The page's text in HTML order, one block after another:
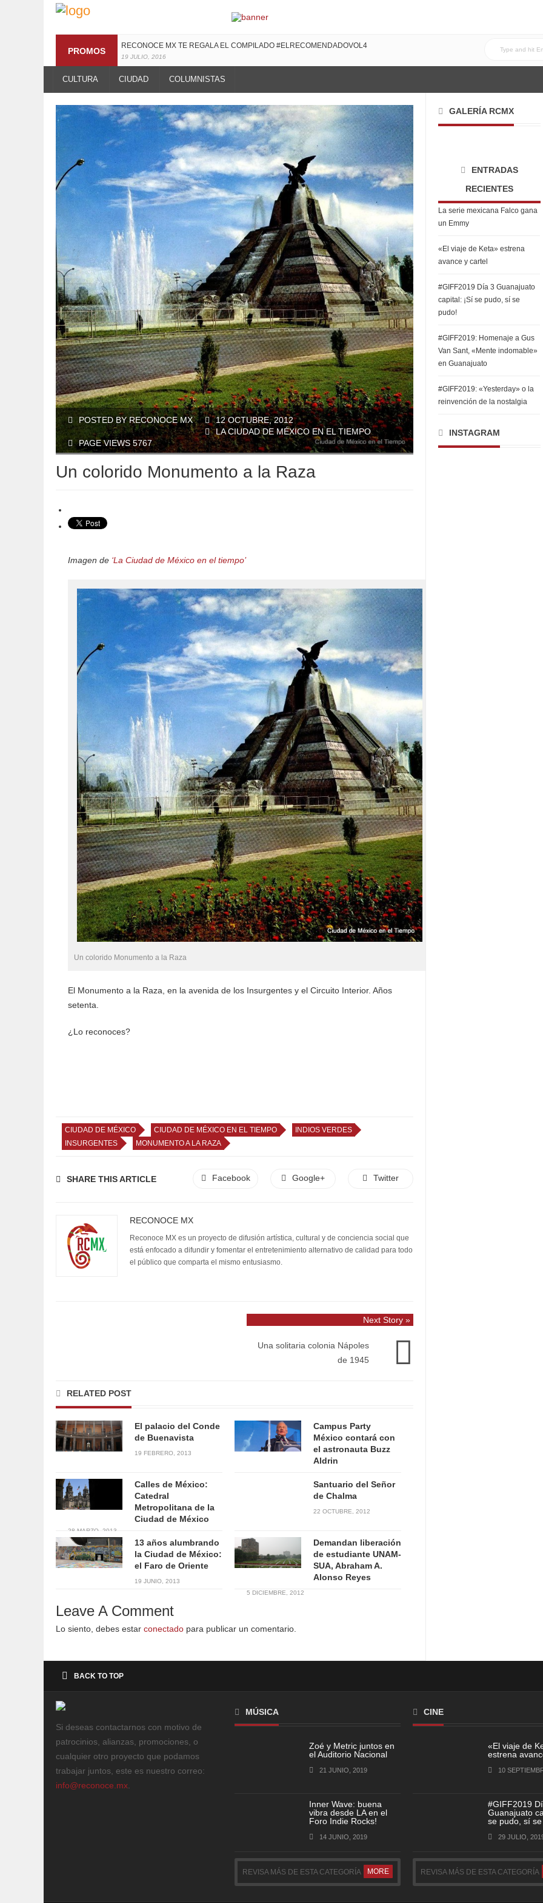
PROMOS
¡TE INVITAMOS A LA PREMIERE DE LUCHANDO CON MI FAMILIA!
13 MARZO, 2019
19 JULIO, 2016
CULTURA CIUDAD COLUMNISTAS
POSTED BY RECONOCE MX
12 OCTUBRE, 2012
LA CIUDAD DE MÉXICO EN EL TIEMPO
PAGE VIEWS 5767
Un colorido Monumento a la Raza
Imagen de ‘La Ciudad de México en el tiempo’
Un colorido Monumento a la Raza
El Monumento a la Raza, en la avenida de los Insurgentes y el Circuito Interior. Años
setenta.
¿Lo reconoces?
CIUDAD DE MÉXICO CIUDAD DE MÉXICO EN EL TIEMPO
INDIOS VERDES
INSURGENTES
MONUMENTO A LA RAZA
SHARE THIS ARTICLE Facebook Google+ Twitter
RECONOCE MX
Reconoce MX es un proyecto de difusión artística, cultural y de conciencia social que
está enfocado a difundir y fomentar el entretenimiento alternativo de calidad para todo
el público que comparta el mismo entusiasmo.
Next Story »
Una solitaria colonia Nápoles
de 1945
RELATED POST
El palacio del Conde
de Buenavista
19 FEBRERO, 2013
Campus Party
México contará con
el astronauta Buzz
Aldrin
Calles de México:
Catedral
Metropolitana de la
Ciudad de México
28 MARZO, 2013
Santuario del Señor
de Chalma
22 OCTUBRE, 2012
13 años alumbrando
la Ciudad de México:
el Faro de Oriente
19 JUNIO, 2013
Demandan liberación
de estudiante UNAM-
SUA, Abraham A.
Alonso Reyes
5 DICIEMBRE, 2012
Leave A Comment
Lo siento, debes estar conectado para publicar un comentario.
GALERÍA RCMX
ENTRADAS
RECIENTES
La serie mexicana Falco gana
un Emmy
«El viaje de Keta» estrena
avance y cartel
#GIFF2019 Día 3 Guanajuato
capital: ¡Sí se pudo, sí se
pudo!
#GIFF2019: Homenaje a Gus
Van Sant, «Mente indomable»
en Guanajuato
#GIFF2019: «Yesterday» o la
reinvención de la nostalgia
INSTAGRAM
BACK TO TOP
Si deseas contactarnos con motivo de
patrocinios, alianzas, promociones, o
cualquier otro proyecto que podamos
trabajar juntos, este es nuestro correo:
info@reconoce.mx.
MÚSICA
Zoé y Metric juntos en
el Auditorio Nacional
21 JUNIO, 2019
Inner Wave: buena
vibra desde LA en el
Foro Indie Rocks!
14 JUNIO, 2019
REVISA MÁS DE ESTA CATEGORÍA MORE
CINE
«El viaje de
estrena
10
#GIFF2019
Guanajuato
se pudo, sí
29 JULIO,
REVISA MÁS DE ESTA CATEGORÍA